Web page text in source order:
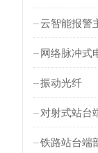
云智能报警
网络脉冲式
振动光纤
对射式站台